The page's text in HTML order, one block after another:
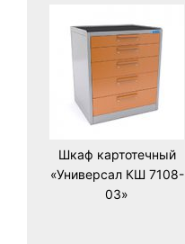
Шкаф картотечный
«Универсал КШ 7108-
03»